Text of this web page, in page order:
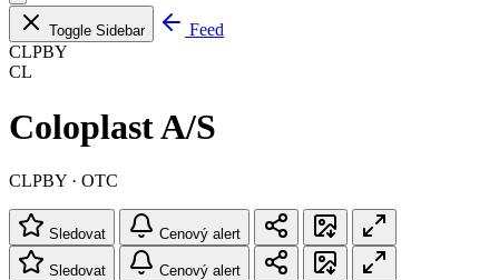
Toggle Sidebar
Feed
CLPBY
CL
Coloplast A/S
CLPBY · OTC
Sledovat Cenový alert
Sledovat
Cenový alert